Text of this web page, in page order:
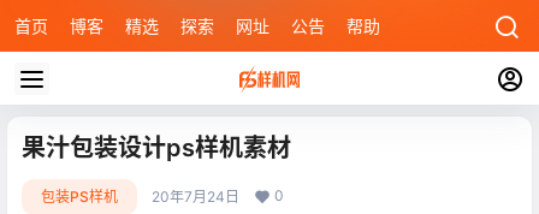
首页 博客 精选 探索 网址 公告 帮助
果汁包装设计ps样机素材
包装PS样机 20年7月24日 0